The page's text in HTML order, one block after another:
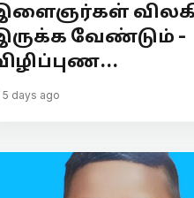
வேண்டும் -
5 days ago